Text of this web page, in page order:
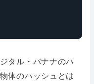
タル・バナナのハ
体のハッシュとは